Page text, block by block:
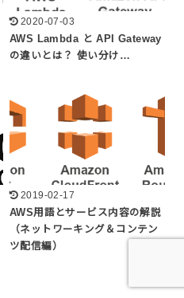
2020-07-03
AWS Lambda と API Gateway
の違いとは？ 使い分け…
2019-02-17
AWS用語とサービス内容の解説
（ネットワーキング＆コンテン
ツ配信編）